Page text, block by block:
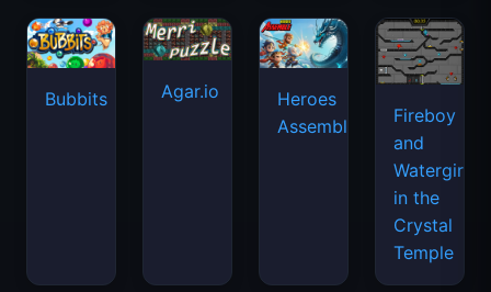
Bubbits Agar.io
Heroes
Assemble
Fireboy
and
Watergirl
in the
Crystal
Temple